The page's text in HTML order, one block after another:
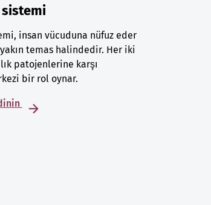
insan vücuduna nüfuz eder
temas halindedir. Her iki
patojenlerine karşı
bir rol oynar.